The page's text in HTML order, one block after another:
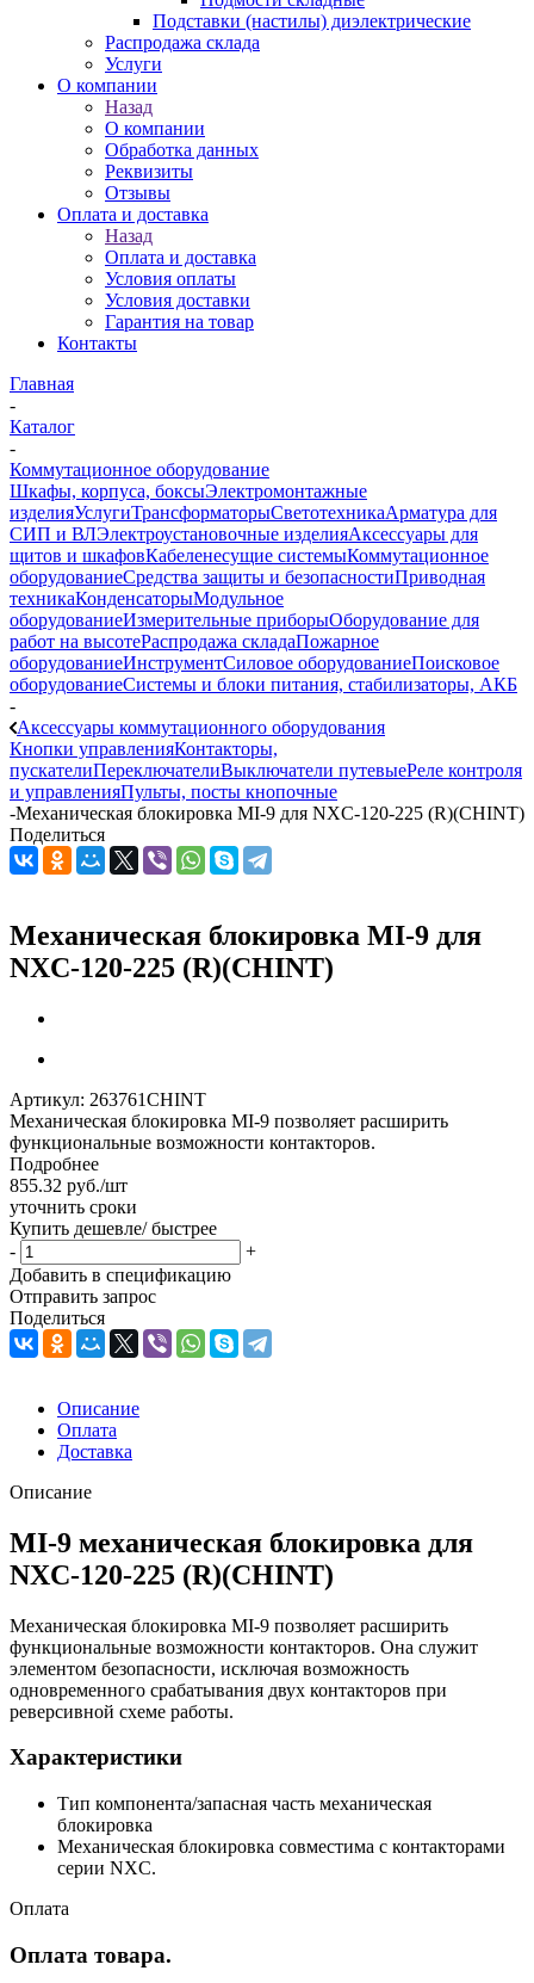
Подставки (настилы) диэлектрические
Распродажа склада
Услуги
О компании
Назад
О компании
Обработка данных
Реквизиты
Отзывы
Оплата и доставка
Назад
Оплата и доставка
Условия оплаты
Условия доставки
Гарантия на товар
Контакты
Главная
-
Каталог
-
Коммутационное оборудование
Шкафы, корпуса, боксыЭлектромонтажные
изделияУслугиТрансформаторыСветотехникаАрматура для
СИП и ВЛЭлектроустановочные изделияАксессуары для
щитов и шкафовКабеленесущие системыКоммутационное
оборудованиеСредства защиты и безопасностиПриводная
техникаКонденсаторыМодульное
оборудованиеИзмерительные приборыОборудование для
работ на высотеРаспродажа складаПожарное
оборудованиеИнструментСиловое оборудованиеПоисковое
оборудованиеСистемы и блоки питания, стабилизаторы, АКБ
-
Аксессуары коммутационного оборудования
Кнопки управленияКонтакторы,
пускателиПереключателиВыключатели путевыеРеле контроля
и управленияПульты, посты кнопочные
-Механическая блокировка MI-9 для NXC-120-225 (R)(CHINT)
Поделиться
Механическая блокировка MI-9 для
NXC-120-225 (R)(CHINT)
Артикул: 263761CHINT
Механическая блокировка MI-9 позволяет расширить
функциональные возможности контакторов.
Подробнее
855.32 руб./шт
уточнить сроки
Купить дешевле/ быстрее
-
+
Добавить в спецификацию
Отправить запрос
Поделиться
Описание
Оплата
Доставка
Описание
MI-9 механическая блокировка для
NXC-120-225 (R)(CHINT)
Механическая блокировка MI-9 позволяет расширить
функциональные возможности контакторов. Она служит
элементом безопасности, исключая возможность
одновременного срабатывания двух контакторов при
реверсивной схеме работы.
Характеристики
Тип компонента/запасная часть механическая
блокировка
Механическая блокировка совместима с контакторами
серии NXC.
Оплата
Оплата товара.